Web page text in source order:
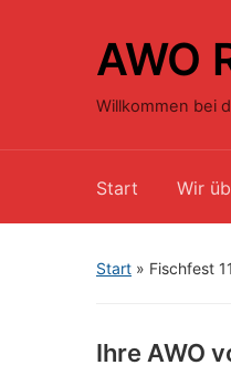
AWO
Willkommen bei
Start Wir
Start » Fischfest
Ihre AWO